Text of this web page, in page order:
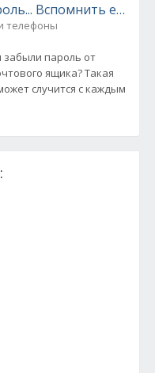
Вспомнить его за
телефоны
забыли пароль от
ящика? Такая
случится с каждым